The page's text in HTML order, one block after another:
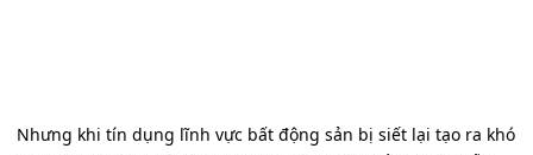
Nhưng khi tín dụng lĩnh vực bất động sản bị siết lại tạo ra khó